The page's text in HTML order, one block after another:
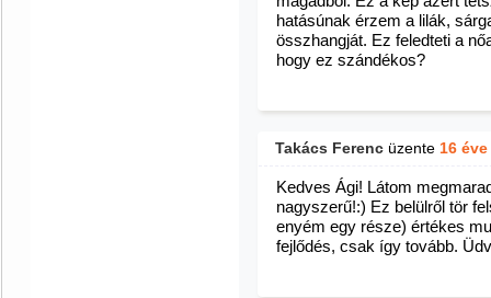
hatásúnak érzem a lilák,
összhangját. Ez feledteti a
hogy ez szándékos?
Takács Ferenc üzente 16 éve
Kedves Ági! Látom
nagyszerű!:) Ez belülről tör
enyém egy része) értékes
fejlődés, csak így tovább.